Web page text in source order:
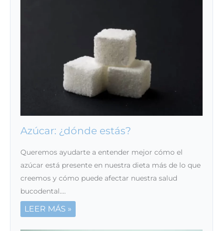
Azúcar: ¿dónde estás?
Queremos ayudarte a entender mejor cómo el
azúcar está presente en nuestra dieta más de lo que
creemos y cómo puede afectar nuestra salud
bucodental.…
LEER MÁS »